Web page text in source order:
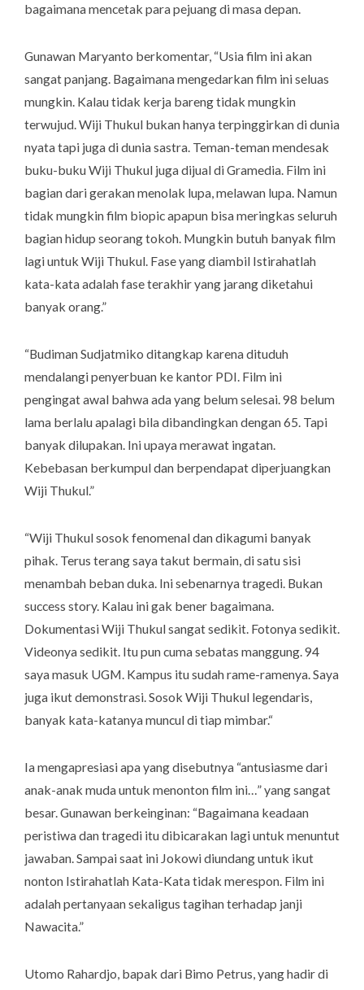
bagaimana mencetak para pejuang di masa depan.
Gunawan Maryanto berkomentar, “Usia film ini akan
sangat panjang. Bagaimana mengedarkan film ini seluas
mungkin. Kalau tidak kerja bareng tidak mungkin
terwujud. Wiji Thukul bukan hanya terpinggirkan di dunia
nyata tapi juga di dunia sastra. Teman-teman mendesak
buku-buku Wiji Thukul juga dijual di Gramedia. Film ini
bagian dari gerakan menolak lupa, melawan lupa. Namun
tidak mungkin film biopic apapun bisa meringkas seluruh
bagian hidup seorang tokoh. Mungkin butuh banyak film
lagi untuk Wiji Thukul. Fase yang diambil Istirahatlah
kata-kata adalah fase terakhir yang jarang diketahui
banyak orang.”
“Budiman Sudjatmiko ditangkap karena dituduh
mendalangi penyerbuan ke kantor PDI. Film ini
pengingat awal bahwa ada yang belum selesai. 98 belum
lama berlalu apalagi bila dibandingkan dengan 65. Tapi
banyak dilupakan. Ini upaya merawat ingatan.
Kebebasan berkumpul dan berpendapat diperjuangkan
Wiji Thukul.”
“Wiji Thukul sosok fenomenal dan dikagumi banyak
pihak. Terus terang saya takut bermain, di satu sisi
menambah beban duka. Ini sebenarnya tragedi. Bukan
success story. Kalau ini gak bener bagaimana.
Dokumentasi Wiji Thukul sangat sedikit. Fotonya sedikit.
Videonya sedikit. Itu pun cuma sebatas manggung. 94
saya masuk UGM. Kampus itu sudah rame-ramenya. Saya
juga ikut demonstrasi. Sosok Wiji Thukul legendaris,
banyak kata-katanya muncul di tiap mimbar.“
Ia mengapresiasi apa yang disebutnya “antusiasme dari
anak-anak muda untuk menonton film ini…” yang sangat
besar. Gunawan berkeinginan: “Bagaimana keadaan
peristiwa dan tragedi itu dibicarakan lagi untuk menuntut
jawaban. Sampai saat ini Jokowi diundang untuk ikut
nonton Istirahatlah Kata-Kata tidak merespon. Film ini
adalah pertanyaan sekaligus tagihan terhadap janji
Nawacita.”
Utomo Rahardjo, bapak dari Bimo Petrus, yang hadir di